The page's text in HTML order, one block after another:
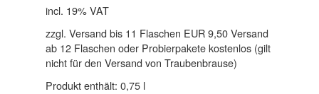
incl. 19% VAT
zzgl. Versand bis 11 Flaschen EUR 9,50 Versand
ab 12 Flaschen oder Probierpakete kostenlos (gilt
nicht für den Versand von Traubenbrause)
Produkt enthält: 0,75 l